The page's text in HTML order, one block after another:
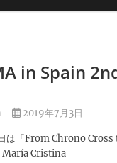
in Spain
2019年7月3日
は「From Chrono
Cristina